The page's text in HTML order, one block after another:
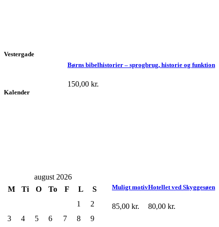
Børns bibelhistorier – sprogbrug, historie og funktion
150,00 kr.
Hotellet ved Skyggesøen
80,00 kr.
Muligt motiv
85,00 kr.
Vestergade
Kalender
august 2026
M
Ti O To F L
S
1
2
3
4 5 6 7 8
9